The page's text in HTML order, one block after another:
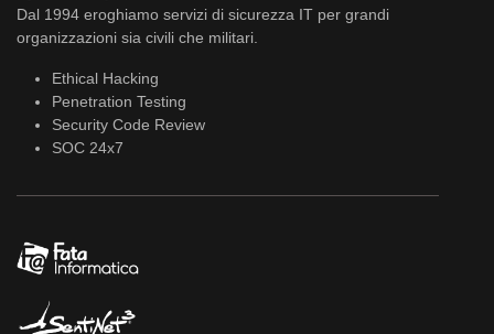
Dal 1994 eroghiamo servizi di sicurezza IT per grandi
organizzazioni sia civili che militari.
Ethical Hacking
Penetration Testing
Security Code Review
SOC 24x7